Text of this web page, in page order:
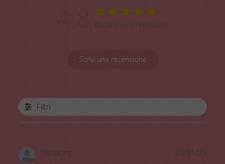
Basato su 5 recensioni
Scrivi una recensione
Filtri
tamara p. 20/01/25